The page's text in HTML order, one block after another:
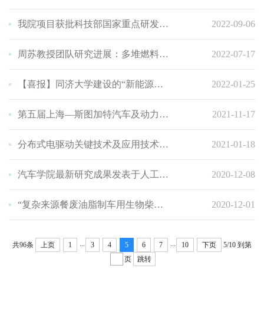
2022-09-06
我院项目获批科技部国家重点研发计划政府间重点专项
2022-07-17
周苏教授团队研究进展：多堆燃料电池系统综述与电堆优化分配
2022-01-25
【喜报】同济大学建设的“新能源汽车及动力系统国家工程研究中心”纳入国家工程研究中心新序列管理
2021-11-17
第五届上海—斯图加特汽车及动力系统国际研讨会
2021-01-18
分布式电驱动关键技术及应用技术研讨会成功举办
2020-12-08
汽车学院最新研究成果发表于人工智能领域国际顶级学术会议和国际顶级学术期刊
2020-12-01
“复杂来源餐废油脂制车用生物柴油关键技术及应用”成果鉴定会顺利举办
共96条 上页 1 ... 3 4 5 6 7 ... 10 下页 5/10 到第
页
跳转